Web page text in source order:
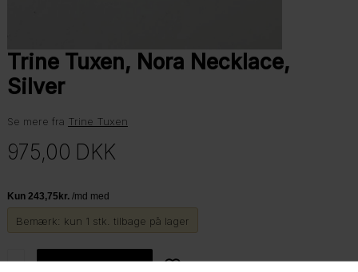
Trine Tuxen, Nora Necklace,
Silver
Se mere fra Trine Tuxen
975,00 DKK
Bemærk: kun 1 stk. tilbage på lager